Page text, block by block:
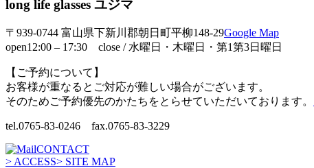
long life glasses ユジマ
〒939-0744 富山県下新川郡朝日町平柳148-29Google Map
open12:00 – 17:30 close / 水曜日・木曜日・第1第3日曜日
【ご予約について】
お客様が重なるとご対応が難しい場合がございます。
そのためご予約優先のかたちをとらせていただいております。
tel.0765-83-0246 fax.0765-83-3229
CONTACT
> ACCESS> SITE MAP